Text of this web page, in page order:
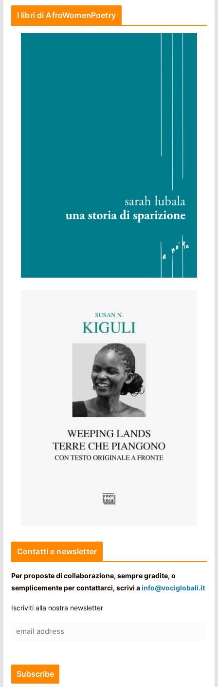
I libri di AfroWomenPoetry
Contatti e newsletter
Per proposte di collaborazione, sempre gradite, o
semplicemente per contattarci, scrivi ainfo@vociglobali.it
Iscriviti alla nostra newsletter